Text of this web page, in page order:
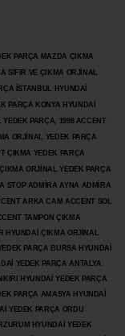
PARÇA MAZDA ÇIKMA
SIFIR VE ÇIKMA ORJİNAL
İSTANBUL HYUNDAİ
PARÇA KONYA HYUNDAİ
PARÇA, 1998 ACCENT
ORJİNAL YEDEK PARÇA
ÇIKMA YEDEK PARÇA
ORJİNAL YEDEK PARÇA
STOP ADMİRA AYNA ADMİRA
ARKA CAM ACCENT SOL
TAMPON ÇIKMA
HYUNDAİ ÇIKMA ORJİNAL
PARÇA BURSA HYUNDAİ
YEDEK PARÇA ANTALYA
HYUNDAİ YEDEK PARÇA
PARÇA AMASYA HYUNDAİ
YEDEK PARÇA ORDU
HYUNDAİ YEDEK